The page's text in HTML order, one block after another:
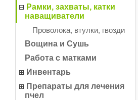
Рамки, захваты, катки
наващиватели
Проволока, втулки, гвозди
Вощина и Сушь
Работа с матками
Инвентарь
Препараты для лечения
пчел